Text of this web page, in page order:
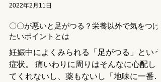
〇〇が悪いと足がつる？栄養以外で気をつけ
たいポイントとは
妊娠中によくみられる「足がつる」という
症状。 痛いわりに周りはそんなに心配し
てくれないし、薬もないし「地味に一番つ
2022年2月11日